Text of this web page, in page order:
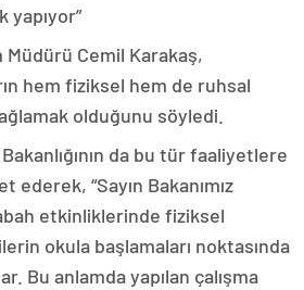
Cemil Karakaş,
hem fiziksel hem de ruhsal
olduğunu söyledi.
da bu tür faaliyetlere
“Sayın Bakanımız
etkinliklerinde fiziksel
okula başlamaları noktasında
Bu anlamda yapılan çalışma